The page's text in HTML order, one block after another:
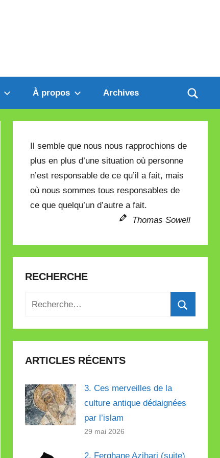
À propos Archives
Il semble que nous nous rapprochions de
plus en plus d’une situation où personne
n’est responsable de ce qu’il a fait, mais
où nous sommes tous responsables de
ce que quelqu’un d’autre a fait.
Thomas Sowell
RECHERCHE
Recherche
:
ARTICLES RÉCENTS
3. Ces merveilles de la
culture antique dédaignées
par l’islam
29 mai 2026
2. Ferghane Azihari (suite)